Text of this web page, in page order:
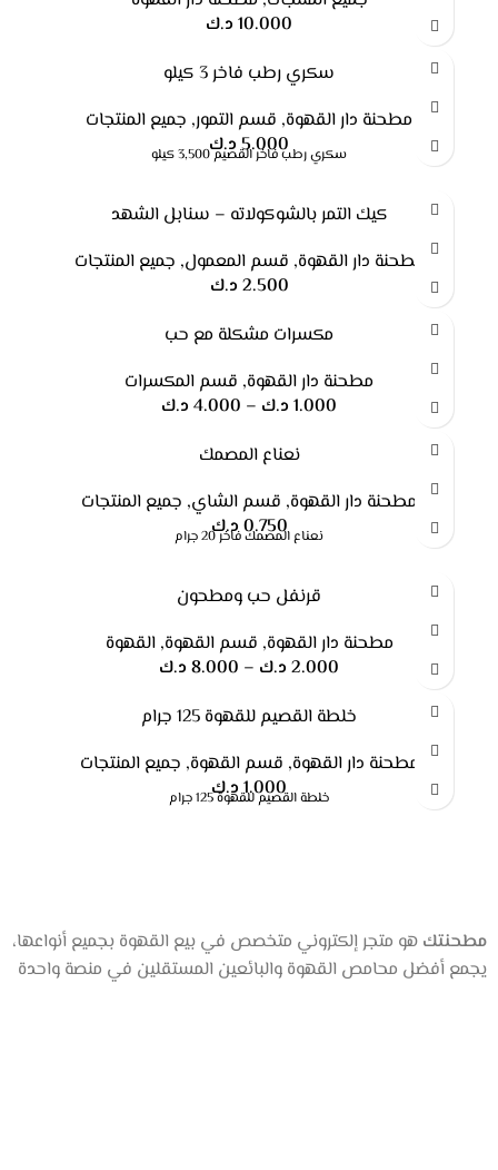
10.000 د.ك
سكري رطب فاخر 3 كيلو
مطحنة دار القهوة, قسم التمور, جميع المنتجات
5.000 د.ك
سكري رطب فاخر القصيم 3,500 كيلو
كيك التمر بالشوكولاته – سنابل الشهد
مطحنة دار القهوة, قسم المعمول, جميع المنتجات
2.500 د.ك
مكسرات مشكلة مع حب
مطحنة دار القهوة, قسم المكسرات
1.000 د.ك –
4.000 د.ك
نعناع المصمك
مطحنة دار القهوة, قسم الشاي, جميع المنتجات
0.750د.ك
نعناع المصمك فاخر 20 جرام
قرنفل حب ومطحون
مطحنة دار القهوة, قسم القهوة,القهوة
2.000 د.ك –
8.000 د.ك
خلطة القصيم للقهوة 125 جرام
مطحنة دار القهوة, قسم القهوة, جميع المنتجات
1.000 د.ك
خلطة القصيم للقهوة 125 جرام
مطحنتك هو متجر إلكتروني متخصص في بيع القهوة بجميع أنواعها،
يجمع أفضل محامص القهوة والبائعين المستقلين في منصة واحدة